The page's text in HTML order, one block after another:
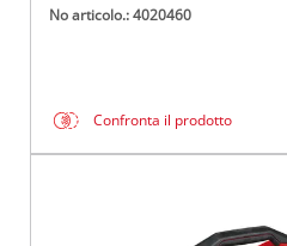
No articolo.: 4020460
Confronta il prodotto